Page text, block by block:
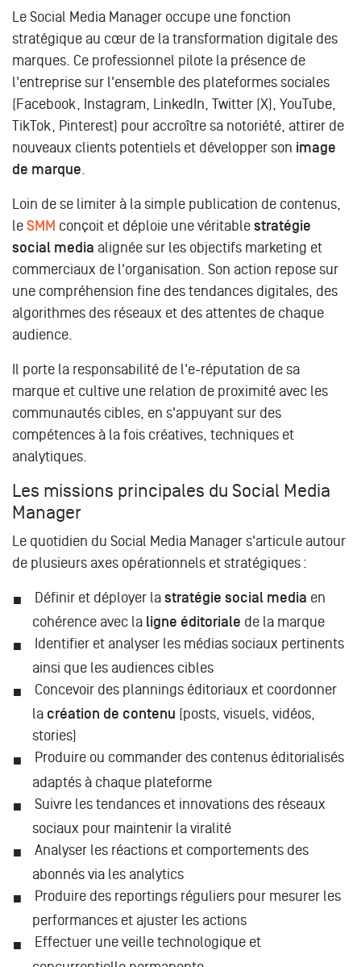
Le Social Media Manager occupe une fonction
stratégique au cœur de la transformation digitale des
marques. Ce professionnel pilote la présence de
l'entreprise sur l'ensemble des plateformes sociales
(Facebook, Instagram, LinkedIn, Twitter (X), YouTube,
TikTok, Pinterest) pour accroître sa notoriété, attirer de
nouveaux clients potentiels et développer son image
de marque
Loin de se limiter à la simple publication de contenus,
le SMM conçoit et déploie une véritable stratégie
social media alignée sur les objectifs marketing et
commerciaux de l'organisation. Son action repose sur
une compréhension fine des tendances digitales, des
algorithmes des réseaux et des attentes de chaque
audience.
Il porte la responsabilité de l'e-réputation de sa
marque et cultive une relation de proximité avec les
communautés cibles, en s'appuyant sur des
compétences à la fois créatives, techniques et
analytiques.
Les missions principales du Social Media
Manager
Le quotidien du Social Media Manager s'articule autour
de plusieurs axes opérationnels et stratégiques :
Définir et déployer la stratégie social media en
cohérence avec la ligne éditoriale de la marque
Identifier et analyser les médias sociaux pertinents
ainsi que les audiences cibles
Concevoir des plannings éditoriaux et coordonner
la création de contenu (posts, visuels, vidéos,
stories)
Produire ou commander des contenus éditorialisés
adaptés à chaque plateforme
Suivre les tendances et innovations des réseaux
sociaux pour maintenir la viralité
Analyser les réactions et comportements des
abonnés via les analytics
Produire des reportings réguliers pour mesurer les
performances et ajuster les actions
Effectuer une veille technologique et